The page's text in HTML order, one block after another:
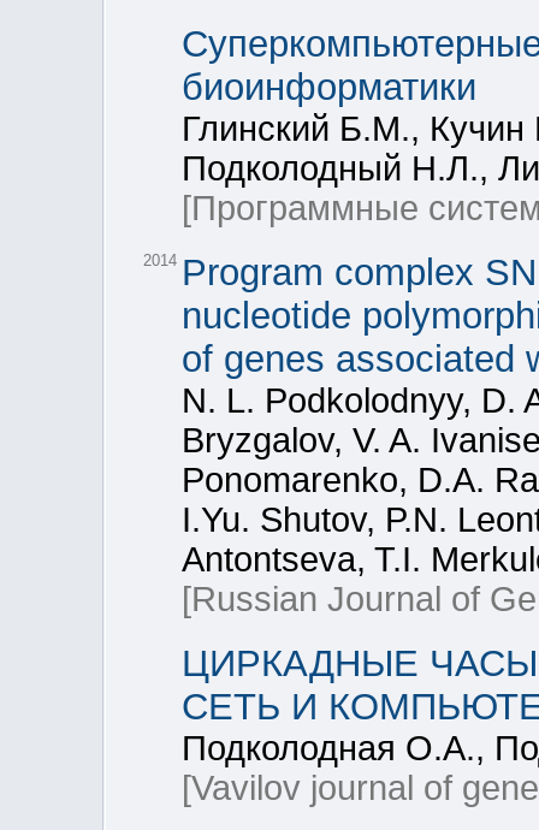
биоинформатики
Глинский Б.М.,
Подколодный Н.Л.,
[Программные
2014 Program complex
nucleotide
of genes associated
N. L. Podkolodnyy, D.
Bryzgalov, V. A.
Ponomarenko, D.A.
I.Yu. Shutov, P.N.
Antontseva, T.I.
[Russian Journal of
ЦИРКАДНЫЕ
СЕТЬ И
Подколодная О.А.,
[Vavilov journal of